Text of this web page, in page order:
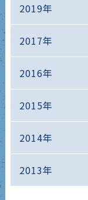
2019年
2017年
2016年
2015年
2014年
2013年